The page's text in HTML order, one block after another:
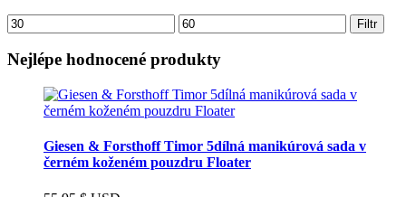
Minimální
cena
Maximální
cena
Filtr
Nejlépe hodnocené produkty
Giesen & Forsthoff Timor 5dílná manikúrová sada v
černém koženém pouzdru Floater